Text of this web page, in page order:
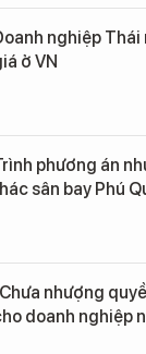
nghiệp
ở VN
phương án
sân bay Phú
nhượng
doanh nghiệp